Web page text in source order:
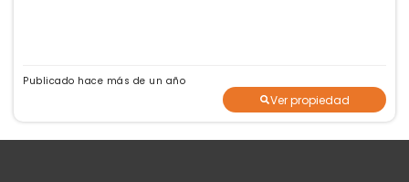
Publicado hace más de un año
Ver propiedad